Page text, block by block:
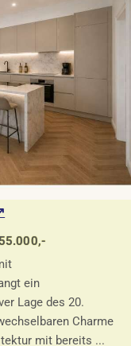
ein
Lage des 20.
Charme
mit bereits ...